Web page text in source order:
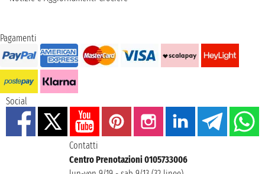
Pagamenti
Social
Contatti
Centro Prenotazioni 0105733006